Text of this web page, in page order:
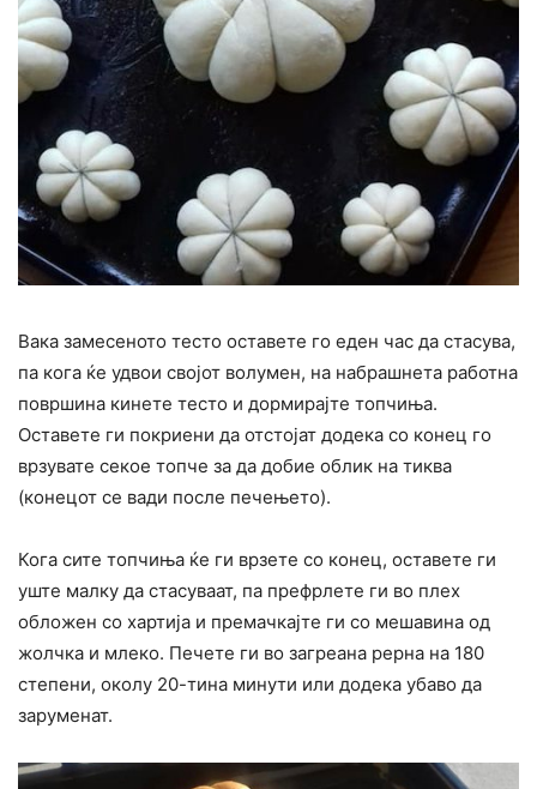
Вака замесеното тесто оставете го еден час да стасува,
па кога ќе удвои својот волумен, на набрашнета работна
површина кинете тесто и дормирајте топчиња.
Оставете ги покриени да отстојат додека со конец го
врзувате секое топче за да добие облик на тиква
(конецот се вади после печењето).
Кога сите топчиња ќе ги врзете со конец, оставете ги
уште малку да стасуваат, па префрлете ги во плех
обложен со хартија и премачкајте ги со мешавина од
жолчка и млеко. Печете ги во загреана рерна на 180
степени, околу 20-тина минути или додека убаво да
заруменат.